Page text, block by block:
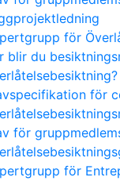
för
blir du
för
för
för